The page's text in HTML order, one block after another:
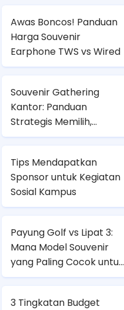
Awas Boncos! Panduan
Harga Souvenir
Earphone TWS vs Wired
Souvenir Gathering
Kantor: Panduan
Strategis Memilih,
Anggaran, dan Tren
Tips Mendapatkan
Sponsor untuk Kegiatan
Sosial Kampus
Payung Golf vs Lipat 3:
Mana Model Souvenir
yang Paling Cocok untuk
Nasabah Prioritas dan
3 Tingkatan Budget